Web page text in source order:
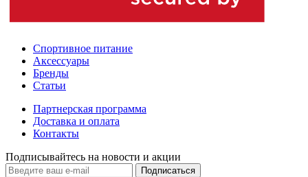
Спортивное питание
Аксессуары
Бренды
Статьи
Партнерская программа
Доставка и оплата
Контакты
Подписывайтесь на новости и акции
Подписаться